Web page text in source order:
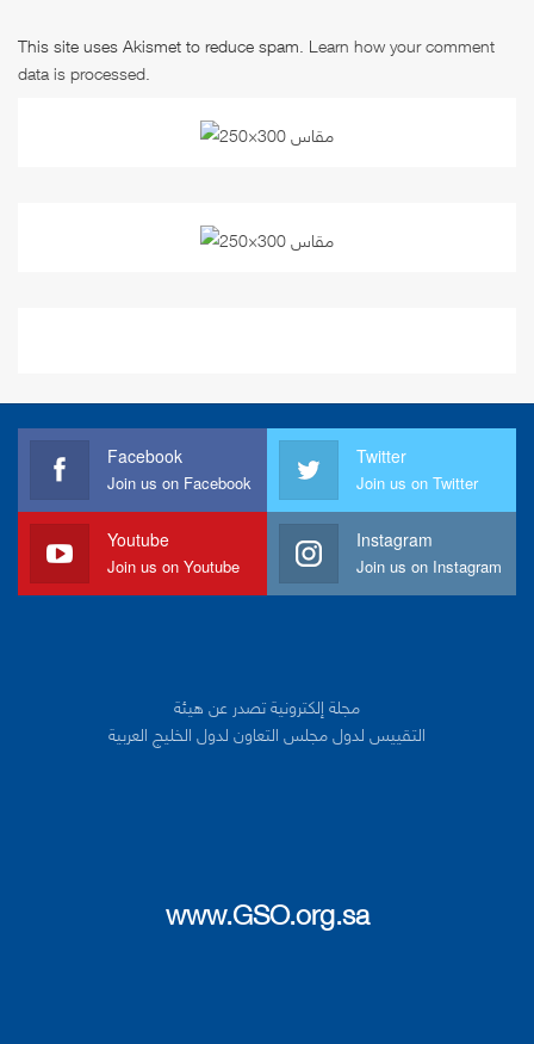
This site uses Akismet to reduce spam. Learn how your comment
data is processed.
Facebook
Join us on Facebook
Twitter
Join us on Twitter
Youtube
Join us on Youtube
Instagram
Join us on Instagram
مجلة إلكترونية تصدر عن هيئة
التقييس لدول مجلس التعاون لدول الخليج العربية
www.GSO.org.sa